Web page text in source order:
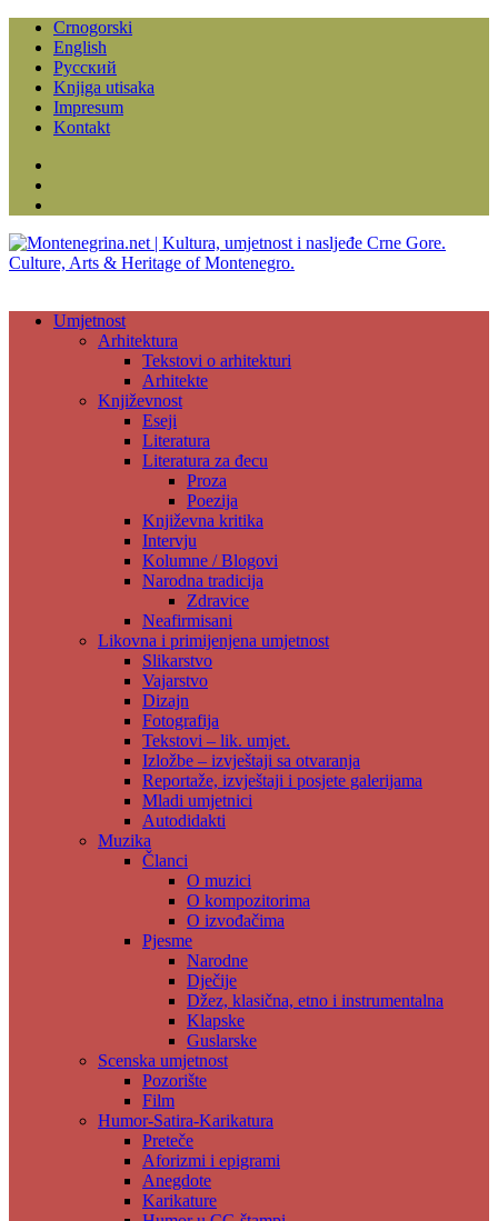
Crnogorski
English
Русский
Knjiga utisaka
Impresum
Kontakt
Umjetnost
Arhitektura
Tekstovi o arhitekturi
Arhitekte
Književnost
Eseji
Literatura
Literatura za đecu
Proza
Poezija
Književna kritika
Intervju
Kolumne / Blogovi
Narodna tradicija
Zdravice
Neafirmisani
Likovna i primijenjena umjetnost
Slikarstvo
Vajarstvo
Dizajn
Fotografija
Tekstovi – lik. umjet.
Izložbe – izvještaji sa otvaranja
Reportaže, izvještaji i posjete galerijama
Mladi umjetnici
Autodidakti
Muzika
Članci
O muzici
O kompozitorima
O izvođačima
Pjesme
Narodne
Dječije
Džez, klasična, etno i instrumentalna
Klapske
Guslarske
Scenska umjetnost
Pozorište
Film
Humor-Satira-Karikatura
Preteče
Aforizmi i epigrami
Anegdote
Karikature